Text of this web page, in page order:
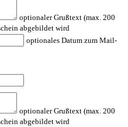
optionaler Grußtext (max. 200
abgebildet wird
optionales Datum zum Mail-
optionaler Grußtext (max. 200
abgebildet wird